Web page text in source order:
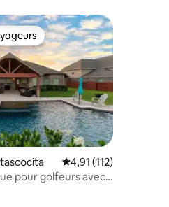
115 commentaires : 4,97 sur 5
Évaluation moyenne
4,91 (112)
pour golfeurs avec